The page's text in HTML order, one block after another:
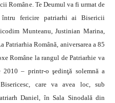
Române. Te Deumul va fi urmat de
fericire patriarhi ai Bisericii
Munteanu, Justinian Marina,
Patriarhia Română, aniversarea a 85
Române la rangul de Patriarhie va
– printr-o şedinţă solemnă a
care va avea loc, sub
Daniel, în Sala Sinodală din